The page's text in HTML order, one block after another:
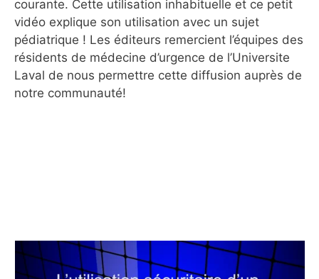
courante. Cette utilisation inhabituelle et ce petit
vidéo explique son utilisation avec un sujet
pédiatrique ! Les éditeurs remercient l’équipes des
résidents de médecine d’urgence de l’Universite
Laval de nous permettre cette diffusion auprès de
notre communauté!